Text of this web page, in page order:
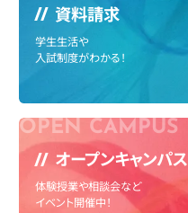
資料請求
学生生活や
入試制度がわかる！
オープンキャンパス
体験授業や相談会など
イベント開催中！